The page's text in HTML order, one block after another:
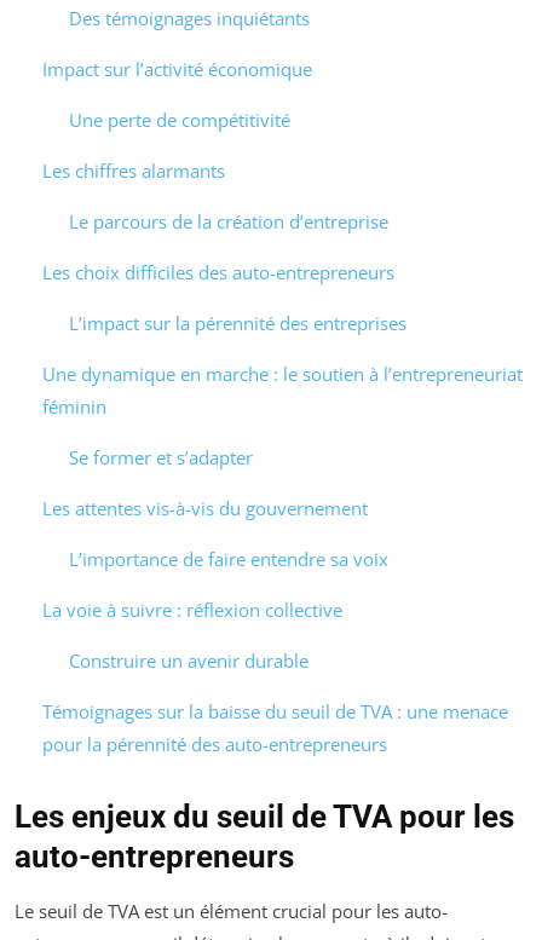
Des témoignages inquiétants
Impact sur l’activité économique
Une perte de compétitivité
Les chiffres alarmants
Le parcours de la création d’entreprise
Les choix difficiles des auto-entrepreneurs
L’impact sur la pérennité des entreprises
Une dynamique en marche : le soutien à l’entrepreneuriat
féminin
Se former et s’adapter
Les attentes vis-à-vis du gouvernement
L’importance de faire entendre sa voix
La voie à suivre : réflexion collective
Construire un avenir durable
Témoignages sur la baisse du seuil de TVA : une menace
pour la pérennité des auto-entrepreneurs
Les enjeux du seuil de TVA pour les
auto-entrepreneurs
Le seuil de TVA est un élément crucial pour les auto-